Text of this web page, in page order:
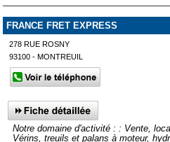
FRANCE FRET EXPRESS
278 RUE ROSNY
93100 - MONTREUIL
Notre domaine d'activité : : Vente,
Vérins, treuils et palans à moteur,